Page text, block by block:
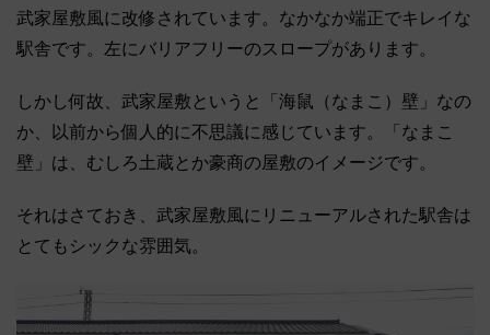
武家屋敷風に改修されています。なかなか端正でキレイな
駅舎です。左にバリアフリーのスロープがあります。
しかし何故、武家屋敷というと「海鼠（なまこ）壁」なの
か、以前から個人的に不思議に感じています。「なまこ
壁」は、むしろ土蔵とか豪商の屋敷のイメージです。
それはさておき、武家屋敷風にリニューアルされた駅舎は
とてもシックな雰囲気。